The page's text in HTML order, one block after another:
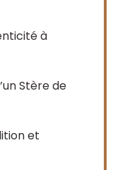
à
Stère de
et